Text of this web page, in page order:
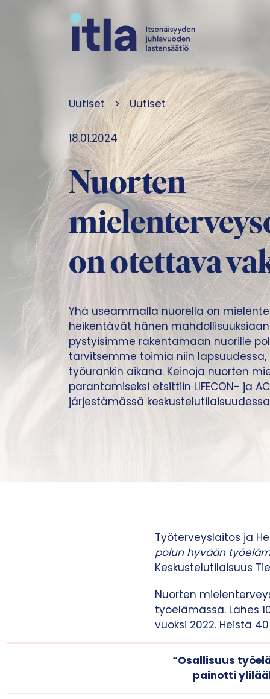
Uutiset > Uutiset
18.01.2024
Nuorten
on otettava
Yhä useammalla nuorella on
heikentävät hänen
pystyisimme rakentamaan nuorille
tarvitsemme toimia niin lapsuudessa,
työurankin aikana. Keinoja nuorten
parantamiseksi etsittiin LIFECON- ja
järjestämässä keskustelutilaisuudessa
Työterveyslaitos ja
polun hyvään
Keskustelutilaisuus
Nuorten
työelämässä. Lähes
vuoksi 2022. Heistä
“Osallisuus
painotti